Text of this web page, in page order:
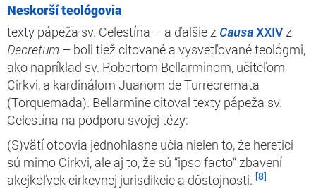
Neskorší teológovia
texty pápeža sv. Celestína – a ďalšie z CausaXXIVz
Decretum – boli tiež citované a vysvetľované teológmi,
ako napríklad sv. Robertom Bellarminom, učiteľom
Cirkvi, a kardinálom Juanom de Turrecremata
(Torquemada). Bellarmine citoval texty pápeža sv.
Celestína na podporu svojej tézy:
(S)vätí otcovia jednohlasne učia nielen to, že heretici
sú mimo Cirkvi, ale aj to, že sú “ipso facto“ zbavení
akejkoľvek cirkevnej jurisdikcie a dôstojnosti. [8]